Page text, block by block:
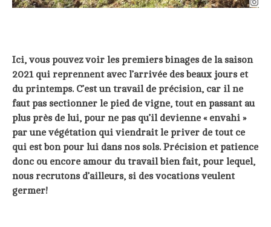
Ici, vous pouvez voir les premiers binages de la saison
2021 qui reprennent avec l’arrivée des beaux jours et
du printemps. C’est un travail de précision, car il ne
faut pas sectionner le pied de vigne, tout en passant au
plus près de lui, pour ne pas qu’il devienne « envahi »
par une végétation qui viendrait le priver de tout ce
qui est bon pour lui dans nos sols. Précision et patience
donc ou encore amour du travail bien fait, pour lequel,
nous recrutons d’ailleurs, si des vocations veulent
germer!